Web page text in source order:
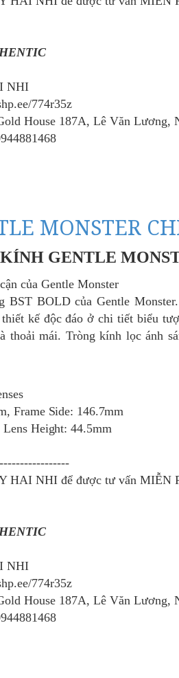
NHI
774r35z
House 187A, Lê Văn Lương,
MONSTER
KÍNH GENTLE
của Gentle Monster
BST BOLD củaGentle
kế độc đáo ở chi tiết biểu
thoải mái. Tròng kính lọc ánh
Frame Side: 146.7mm
Height: 44.5mm
HAI NHI để được tư vấn MIỄN
NHI
774r35z
House 187A, Lê Văn Lương,